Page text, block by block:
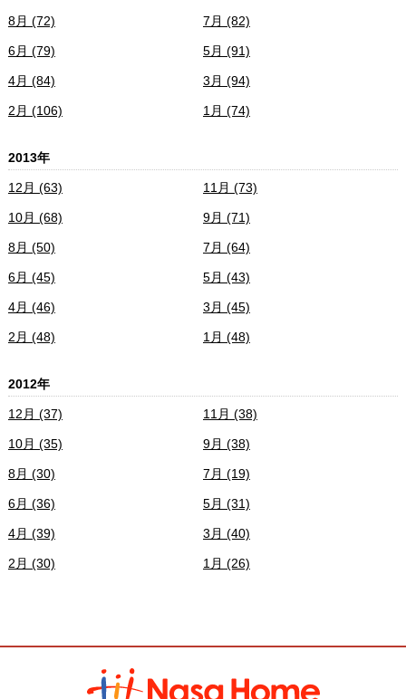
8月 (72) 7月 (82)
6月 (79) 5月 (91)
4月 (84) 3月 (94)
2月 (106) 1月 (74)
2013年
12月 (63) 11月 (73)
10月 (68) 9月 (71)
8月 (50) 7月 (64)
6月 (45) 5月 (43)
4月 (46) 3月 (45)
2月 (48) 1月 (48)
2012年
12月 (37) 11月 (38)
10月 (35) 9月 (38)
8月 (30) 7月 (19)
6月 (36) 5月 (31)
4月 (39) 3月 (40)
2月 (30) 1月 (26)